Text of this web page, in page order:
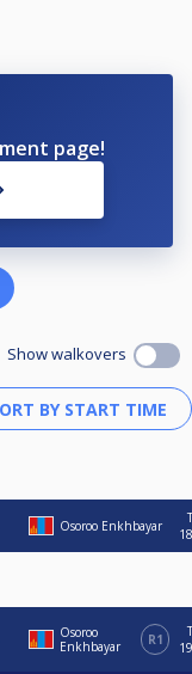
page!
Show walkovers
Osoroo Enkhbayar
Osoroo
Enkhbayar
R1